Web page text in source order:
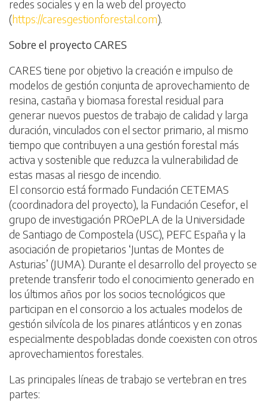
redes sociales y en la web del proyecto
(https://caresgestionforestal.com).
Sobre el proyecto CARES
CARES tiene por objetivo la creación e impulso de
modelos de gestión conjunta de aprovechamiento de
resina, castaña y biomasa forestal residual para
generar nuevos puestos de trabajo de calidad y larga
duración, vinculados con el sector primario, al mismo
tiempo que contribuyen a una gestión forestal más
activa y sostenible que reduzca la vulnerabilidad de
estas masas al riesgo de incendio.
El consorcio está formado Fundación CETEMAS
(coordinadora del proyecto), la Fundación Cesefor, el
grupo de investigación PROePLA de la Universidade
de Santiago de Compostela (USC), PEFC España y la
asociación de propietarios ‘Juntas de Montes de
Asturias’ (JUMA). Durante el desarrollo del proyecto se
pretende transferir todo el conocimiento generado en
los últimos años por los socios tecnológicos que
participan en el consorcio a los actuales modelos de
gestión silvícola de los pinares atlánticos y en zonas
especialmente despobladas donde coexisten con otros
aprovechamientos forestales.
Las principales líneas de trabajo se vertebran en tres
partes: